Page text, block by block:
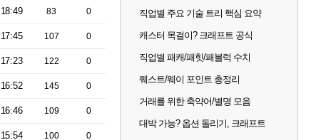
18:49 83 0
17:45 107 0
17:23 122 0
16:52 145 0
16:46 109 0
15:54 100 0
직업별 주요 기술 트리 핵심 요약
캐스터 목걸이? 크래프트 공식
직업별 패캐/패힛/패블럭 수치
퀘스트/웨이 포인트 총정리
거래를 위한 축약어/별명 모음
대박 가능? 옵션 돌리기, 크래프트